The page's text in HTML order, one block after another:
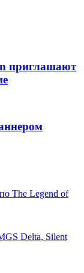
приглашают
The Legend of
Delta, Silent